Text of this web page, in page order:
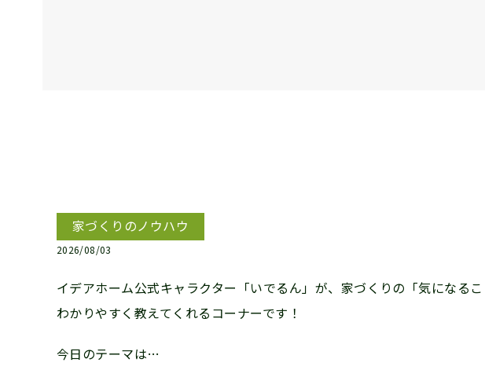
家づくりのノウハウ
2026/08/03
イデアホーム公式キャラクター「いでるん」が、家づくりの「気になるこ
わかりやすく教えてくれるコーナーです！
今日のテーマは…